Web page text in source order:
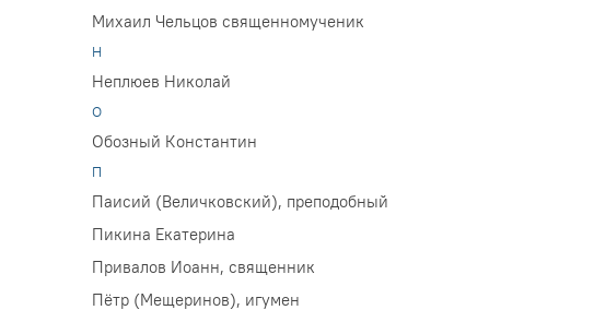
Михаил Чельцов священномученик
Н
Неплюев Николай
О
Обозный Константин
П
Паисий (Величковский), преподобный
Пикина Екатерина
Привалов Иоанн, священник
Пётр (Мещеринов), игумен